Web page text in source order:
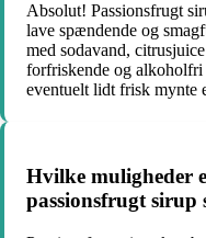
Absolut! Passionsfrugt
lave spændende og
med sodavand,
forfriskende og
eventuelt lidt frisk mynte
Hvilke muligheder
passionsfrugt sirup